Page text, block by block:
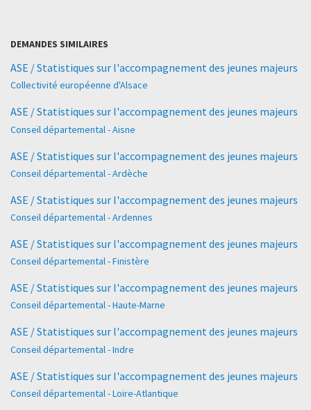
DEMANDES SIMILAIRES
ASE / Statistiques sur l'accompagnement des jeunes majeurs
Collectivité européenne d'Alsace
ASE / Statistiques sur l'accompagnement des jeunes majeurs
Conseil départemental - Aisne
ASE / Statistiques sur l'accompagnement des jeunes majeurs
Conseil départemental - Ardèche
ASE / Statistiques sur l'accompagnement des jeunes majeurs
Conseil départemental - Ardennes
ASE / Statistiques sur l'accompagnement des jeunes majeurs
Conseil départemental - Finistère
ASE / Statistiques sur l'accompagnement des jeunes majeurs
Conseil départemental - Haute-Marne
ASE / Statistiques sur l'accompagnement des jeunes majeurs
Conseil départemental - Indre
ASE / Statistiques sur l'accompagnement des jeunes majeurs
Conseil départemental - Loire-Atlantique